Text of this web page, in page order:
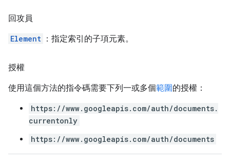
回攻員
Element ：指定索引的子項元素。
授權
使用這個方法的指令碼需要下列一或多個範圍的授權：
https://www.googleapis.com/auth/documents.
currentonly
https://www.googleapis.com/auth/documents